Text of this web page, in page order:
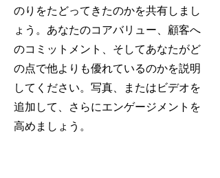
のりをたどってきたのかを共有しまし
ょう。あなたのコアバリュー、顧客へ
のコミットメント、そしてあなたがど
の点で他よりも優れているのかを説明
してください。写真、またはビデオを
追加して、さらにエンゲージメントを
高めましょう。